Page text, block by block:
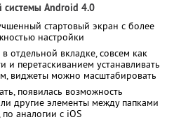
системы Android 4.0
стартовый экран с более
настройки
отдельной вкладке, совсем как
и перетаскиванием устанавливать
виджеты можно масштабировать
появилась возможность
другие элементы между папками
аналогии с iOS